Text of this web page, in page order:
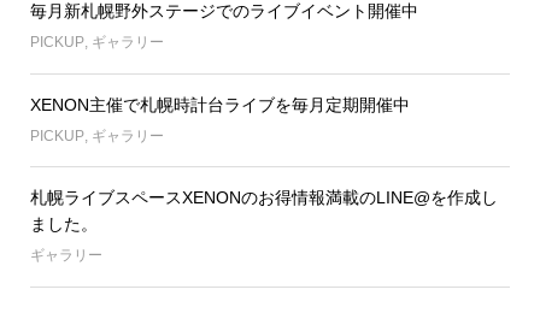
毎月新札幌野外ステージでのライブイベント開催中
PICKUP, ギャラリー
XENON主催で札幌時計台ライブを毎月定期開催中
PICKUP, ギャラリー
札幌ライブスペースXENONのお得情報満載のLINE@を作成し
ました。
ギャラリー